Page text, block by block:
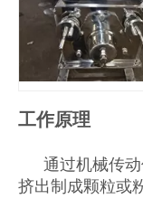
工作原理
通过机械传
挤出制成颗粒或